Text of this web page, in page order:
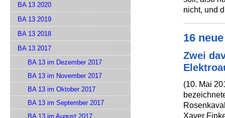
nicht, und
16
Zwei
(10. Mai
Xaver
BA 13 2020
BA 13 2019
BA 13 2018
BA 13 2017
BA 13 im Dezember 2017
BA 13 im November 2017
BA 13 im Oktober 2017
BA 13 im September 2017
BA 13 im August 2017